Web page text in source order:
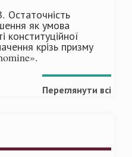
Остаточність
як умова
конституційної
крізь призму
Переглянути всі